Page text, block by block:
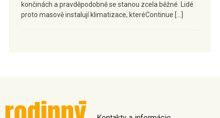
končinách a pravděpodobně se stanou zcela běžné. Lidé
proto masově instalují klimatizace, kteréContinue […]